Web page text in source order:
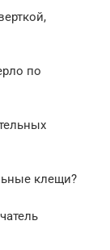
по
клещи?